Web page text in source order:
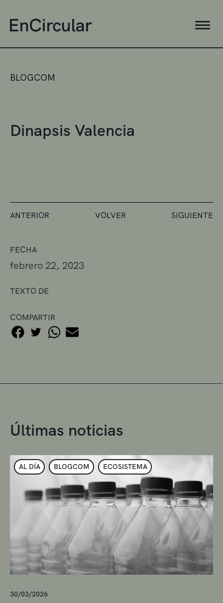
FECHA
febrero 22, 2023
TEXTO DE
COMPARTIR
BLOGCOM
Dinapsis Valencia
ANTERIOR VOLVER SIGUIENTE
Últimas noticias
AL DÍA BLOGCOM ECOSISTEMA
30/03/2026